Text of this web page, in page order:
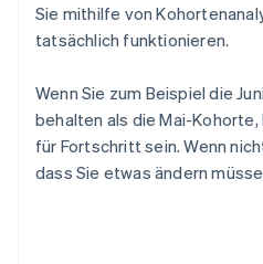
Sie mithilfe von
tatsächlich funktionieren.
Wenn Sie zum Beispiel die
behalten als die Mai-
für Fortschritt sein. Wenn
dass Sie etwas ändern